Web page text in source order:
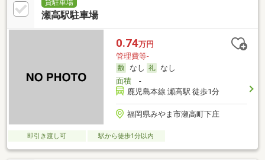
貸駐車場
瀬高駅駐車場
0.74万円
管理費等-
なし
なし
面積-
鹿児島本線 瀬高駅 徒歩1分
福岡県みやま市瀬高町下庄
即引き渡し可 駅から徒歩1分以内